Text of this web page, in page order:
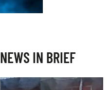
NEWS IN BRIEF